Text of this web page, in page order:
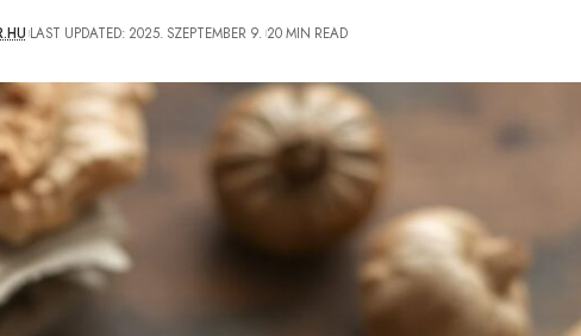
LAST UPDATED: 2025. SZEPTEMBER 9. 20 MIN READ